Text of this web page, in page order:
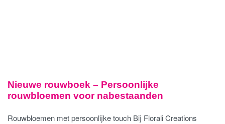
Nieuwe rouwboek – Persoonlijke
rouwbloemen voor nabestaanden
Rouwbloemen met persoonlijke touch Bij Florali Creations